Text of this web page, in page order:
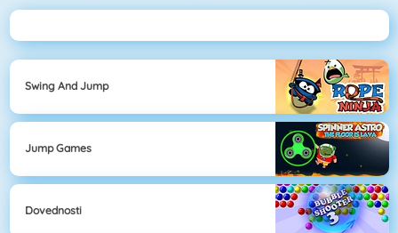
Swing And Jump
Jump Games
Dovednosti